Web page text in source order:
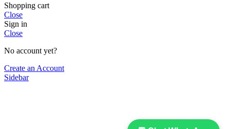
Shopping cart
Close
Sign in
Close
No account yet?
Create an Account
Sidebar